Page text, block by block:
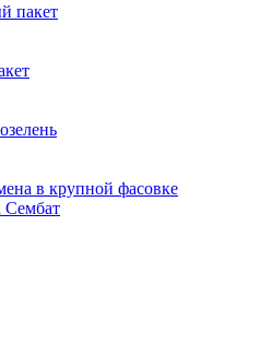
пакет
в крупной фасовке
Сембат